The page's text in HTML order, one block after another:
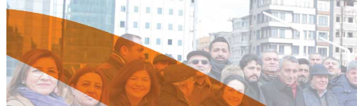
5 Mart'ta saat 11.00'de Atamızın
Huzuruna Taksim'e Bekliyoruz...
Yayın Tarihi: 27 Şubat 2019